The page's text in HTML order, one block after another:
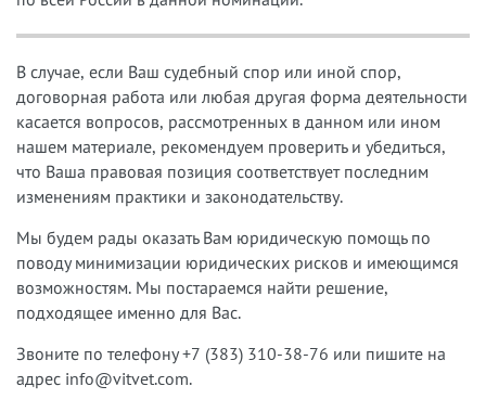
В случае, если Ваш судебный спор или иной спор,
договорная работа или любая другая форма деятельности
касается вопросов, рассмотренных в данном или ином
нашем материале, рекомендуем проверить и убедиться,
что Ваша правовая позиция соответствует последним
изменениям практики и законодательству.
Мы будем рады оказать Вам юридическую помощь по
поводу минимизации юридических рисков и имеющимся
возможностям. Мы постараемся найти решение,
подходящее именно для Вас.
Звоните по телефону +7 (383) 310-38-76 или пишите на
адрес info@vitvet.com.